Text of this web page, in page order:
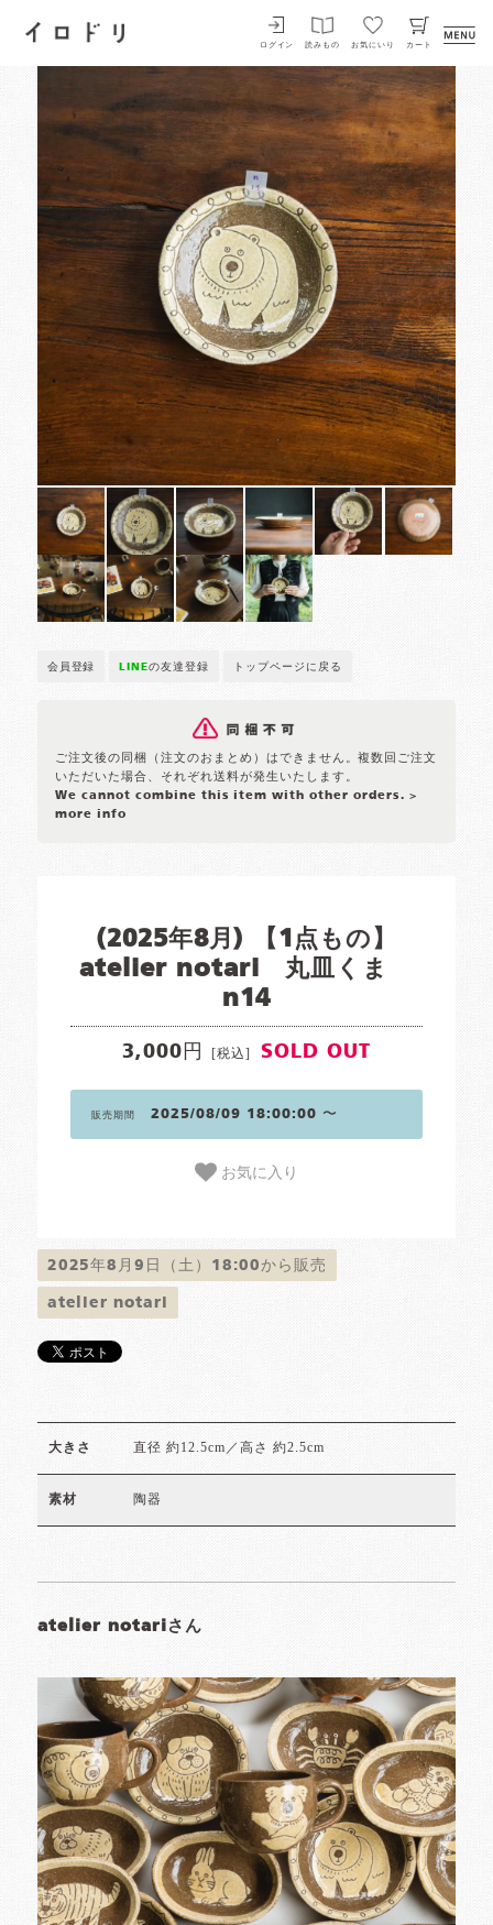
イロドリ
ログイン 読みもの お気にいり カート
会員登録 LINEの友達登録 トップページに戻る
ご注文後の同梱（注文のおまとめ）はできません。複数回ご注文
いただいた場合、それぞれ送料が発生いたします。
We cannot combine this item with other orders. >
more info
(2025年8月) 【1点もの】
atelier notari 丸皿くま
n14
3,000円 [税込] SOLD OUT
販売期間 2025/08/09 18:00:00 〜
お気に入り
2025年8月9日（土）18:00から販売
atelier notari
大きさ 直径 約12.5cm／高さ 約2.5cm
素材 陶器
atelier notariさん